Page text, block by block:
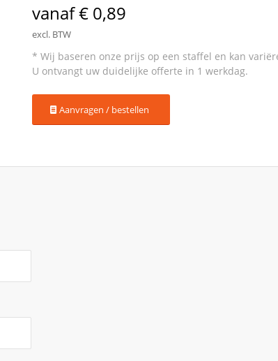
vanaf € 0,89
excl. BTW
Aanvragen / bestellen